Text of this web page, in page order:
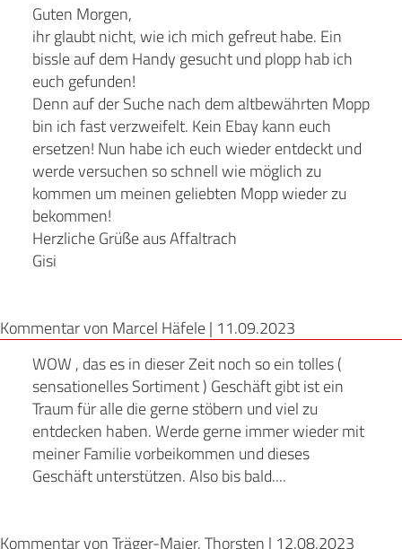
Guten Morgen,
ihr glaubt nicht, wie ich mich gefreut habe. Ein
bissle auf dem Handy gesucht und plopp hab ich
euch gefunden!
Denn auf der Suche nach dem altbewährten Mopp
bin ich fast verzweifelt. Kein Ebay kann euch
ersetzen! Nun habe ich euch wieder entdeckt und
werde versuchen so schnell wie möglich zu
kommen um meinen geliebten Mopp wieder zu
bekommen!
Herzliche Grüße aus Affaltrach
Gisi
Kommentar von Marcel Häfele | 11.09.2023
WOW , das es in dieser Zeit noch so ein tolles (
sensationelles Sortiment ) Geschäft gibt ist ein
Traum für alle die gerne stöbern und viel zu
entdecken haben. Werde gerne immer wieder mit
meiner Familie vorbeikommen und dieses
Geschäft unterstützen. Also bis bald....
Kommentar von Träger-Maier, Thorsten | 12.08.2023